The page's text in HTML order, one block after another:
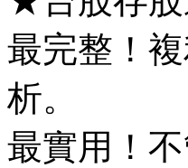
最完整！
析。
最實用！